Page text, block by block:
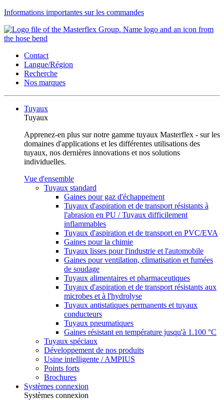
Informations importantes sur les commandes
Contact
Langue/Région
Recherche
Nos marques
Tuyaux
Tuyaux
Apprenez-en plus sur notre gamme tuyaux Masterflex - sur les
domaines d'applications et les différentes utilisations des
tuyaux, nos dernières innovations et nos solutions
individuelles.
Vue d'ensemble
Tuyaux standard
Gaines pour gaz d'échappement
Tuyaux d'aspiration et de transport résistants à
l'abrasion en PU / Tuyaux difficilement
inflammables
Tuyaux d'aspiration et de transport en PVC/EVA
Gaines pour la chimie
Tuyaux lisses pour l'industrie et l'automobile
Gaines pour ventilation, climatisation et fumées
de soudage
Tuyaux alimentaires et pharmaceutiques
Tuyaux d'aspiration et de transport résistants aux
microbes et à l'hydrolyse
Tuyaux antistatiques permanents et tuyaux
conducteurs
Tuyaux pneumatiques
Gaines résistant en température jusqu'à 1.100 °C
Tuyaux spéciaux
Développement de nos produits
Usine intelligente / AMPIUS
Points forts
Brochures
Systèmes connexion
Systèmes connexion